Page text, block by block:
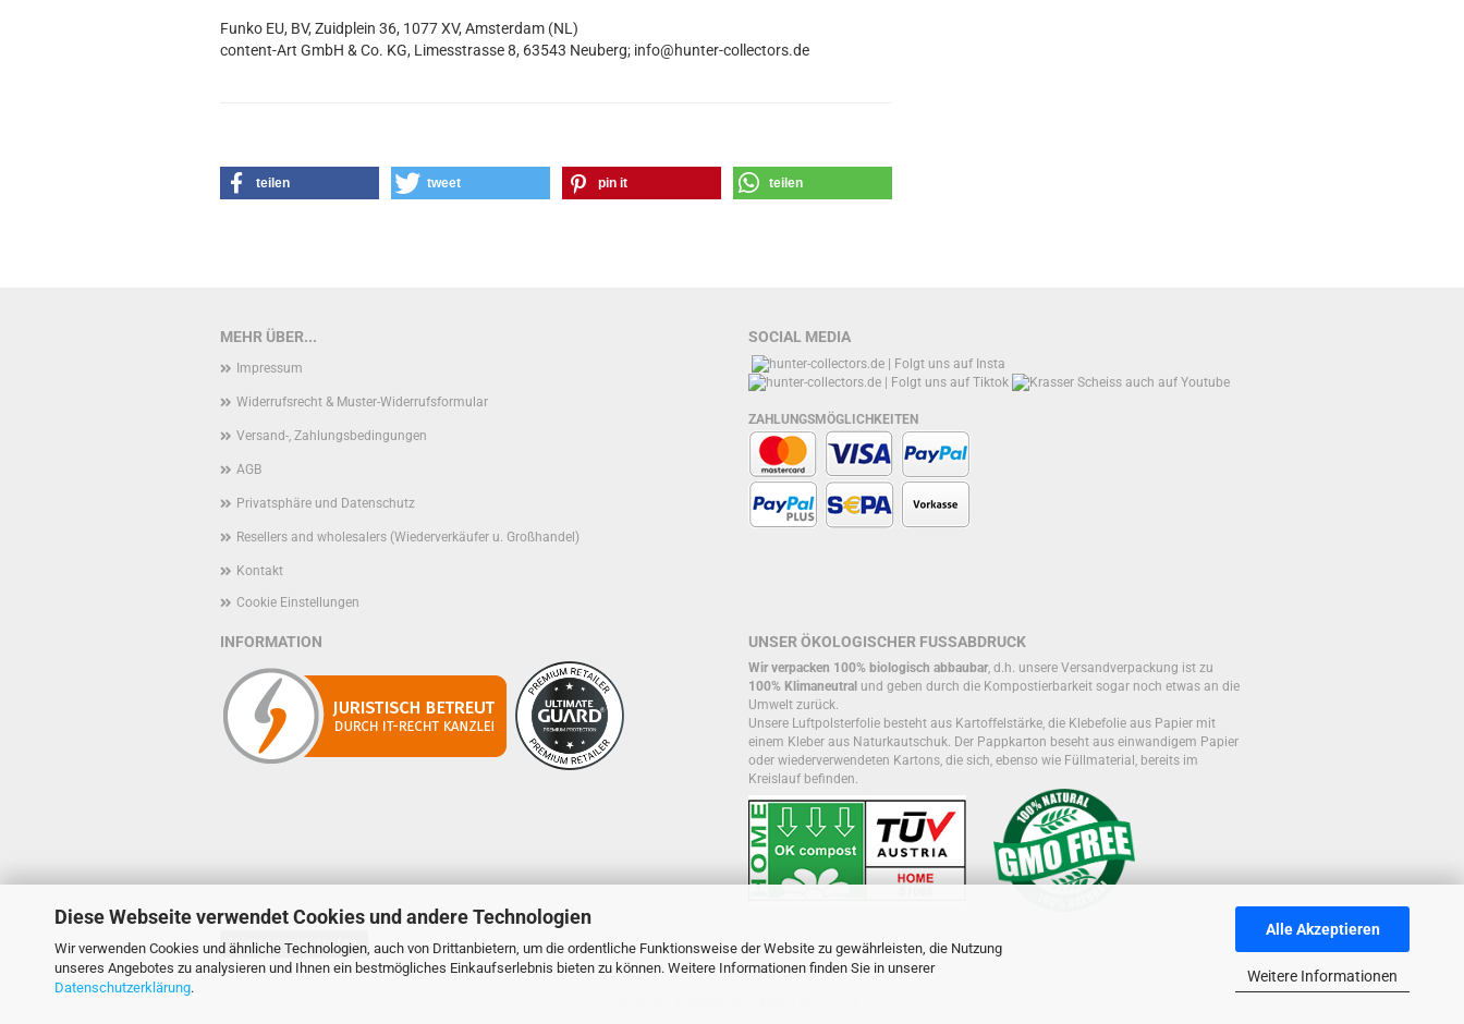
Diese Webseite verwendet Cookies und andere Technologien
Wir verwenden Cookies und ähnliche Technologien, auch von Drittanbietern, um die ordentliche Funktionsweise der Website zu gewährleisten, die Nutzung
unseres Angebotes zu analysieren und Ihnen ein bestmögliches Einkaufserlebnis bieten zu können. Weitere Informationen finden Sie in unserer
Datenschutzerklärung.
Alle Akzeptieren
Weitere Informationen
Funko EU, BV, Zuidplein 36, 1077 XV, Amsterdam (NL)
content-Art GmbH & Co. KG, Limesstrasse 8, 63543 Neuberg; info@hunter-collectors.de
teilen tweet pin it teilen
MEHR ÜBER...
Impressum
Widerrufsrecht & Muster-Widerrufsformular
Versand-, Zahlungsbedingungen
AGB
Privatsphäre und Datenschutz
Resellers and wholesalers (Wiederverkäufer u. Großhandel)
Kontakt
Cookie Einstellungen
SOCIAL MEDIA
ZAHLUNGSMÖGLICHKEITEN
INFORMATION UNSER ÖKOLOGISCHER FUSSABDRUCK
Wir verpacken 100% biologisch abbaubar, d.h. unsere Versandverpackung ist zu
100% Klimaneutral und geben durch die Kompostierbarkeit sogar noch etwas an die
Umwelt zurück.
Unsere Luftpolsterfolie besteht aus Kartoffelstärke, die Klebefolie aus Papier mit
einem Kleber aus Naturkautschuk. Der Pappkarton beseht aus einwandigem Papier
oder wiederverwendeten Kartons, die sich, ebenso wie Füllmaterial, bereits im
Kreislauf befinden.
Vertrag widerrufen